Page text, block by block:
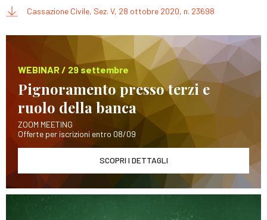
Cassazione Civile, Sez. V, 28 ottobre 2020, n. 23698
WEBINAR / 29 settembre
Pignoramento presso terzi e
ruolo della banca
ZOOM MEETING
Offerte per iscrizioni entro 08/09
SCOPRI I DETTAGLI